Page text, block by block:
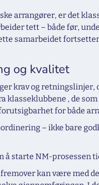
arrangører, er det
tett – både før,
samarbeidet
og kvalitet
krav og
klasseklubbene , de
for både
– ikke bare
å starte NM-
kan være med